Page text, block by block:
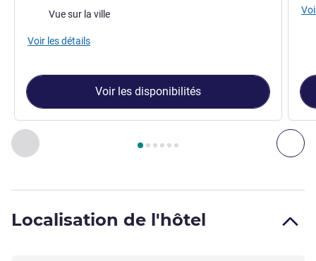
Précédent - Chambre
Page , Chambre 1 : Chambre Supérieure avec 2 lits
Vues :Vue sur la ville
Voir les détails
Voir les disponibilités
Localisation de l'hôtel